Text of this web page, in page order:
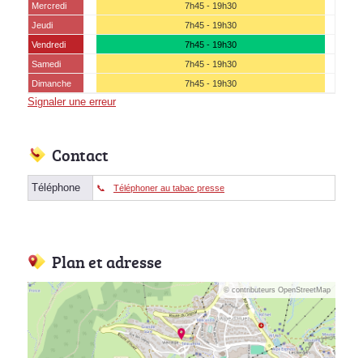
Mercredi
7h45 - 19h30
Jeudi
7h45 - 19h30
Vendredi
7h45 - 19h30
Samedi
7h45 - 19h30
Dimanche
7h45 - 19h30
Signaler une erreur
Contact
Téléphone Téléphoner au tabac presse
Plan et adresse
© contributeurs OpenStreetMap